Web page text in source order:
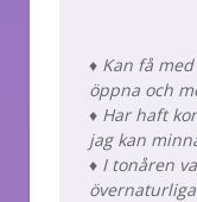
♦ Kan få
öppna och
♦ Har haft
jag kan
♦ I tonåren